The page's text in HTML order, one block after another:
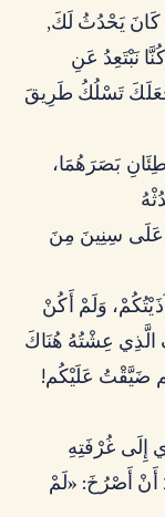
كَانَ يَحْدُثُ لَكَ,
نَبْتَعِدُ عَنِ
جَعَلَكَ تَسْلُكُ طَرِيقَ
بَصَرَهُمَا،
عَلَى سِنِينَ مِنَ
وَلَمْ أَكُنْ
الَّذِي عِشْتُهُ هُنَاكَ
ضَيَّقْتُ عَلَيْكُم!
أَنْ أَصْرُخَ: «لَمْ